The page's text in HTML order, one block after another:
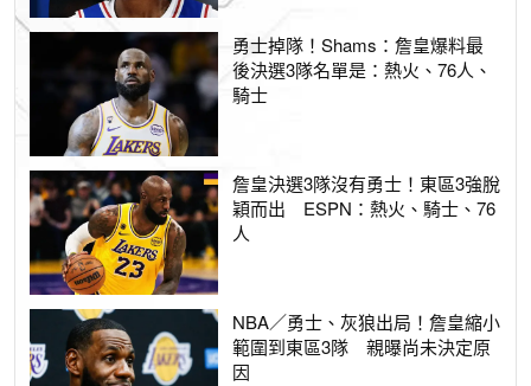
勇士掉隊！Shams：詹皇爆料最
後決選3隊名單是：熱火、76人、
騎士
詹皇決選3隊沒有勇士！東區3強脫
穎而出 ESPN：熱火、騎士、76
人
NBA／勇士、灰狼出局！詹皇縮小
範圍到東區3隊 親曝尚未決定原
因